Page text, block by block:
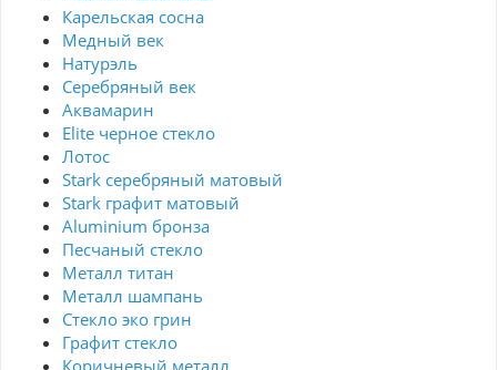
Карельская сосна
Медный век
Натурэль
Серебряный век
Аквамарин
Elite черное стекло
Лотос
Stark серебряный матовый
Stark графит матовый
Aluminium бронза
Песчаный стекло
Металл титан
Металл шампань
Стекло эко грин
Графит стекло